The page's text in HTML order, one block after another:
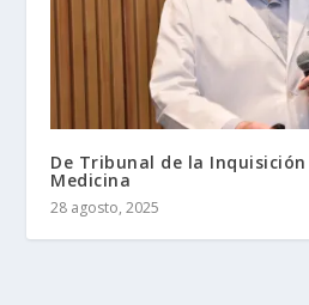
De Tribunal de la Inquisición
Medicina
28 agosto, 2025